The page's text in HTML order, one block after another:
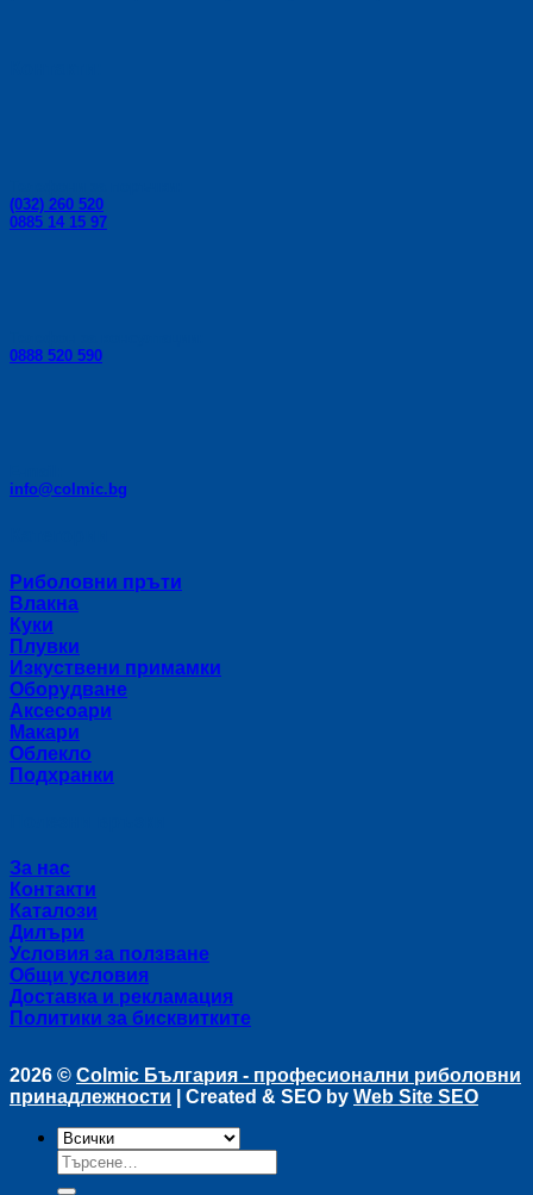
(032) 260 520
0885 14 15 97
0888 520 590
info@colmic.bg
Риболовни пръти
Влакна
Куки
Плувки
Изкуствени примамки
Оборудване
Аксесоари
Макари
Облекло
Подхранки
За нас
Контакти
Каталози
Дилъри
Условия за ползване
Общи условия
Доставка и рекламация
Политики за бисквитките
2026 © Colmic България - професионални риболовни
принадлежности | Created & SEO by Web Site SEO
Търсене
за: